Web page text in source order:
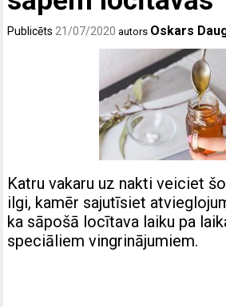
Publicēts 21/07/2020 autors Oskars
Katru vakaru uz nakti veiciet
ilgi, kamēr sajutīsiet
ka sāpošā locītava laiku pa
speciāliem vingrinājumiem.